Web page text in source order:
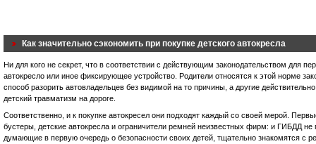
Как значительно сэкономить при покупке детского автокресла
Ни для кого не секрет, что в соответствии с действующим законодательством для
автокресло или иное фиксирующее устройство. Родители относятся к этой норме
способ разорить автовладельцев без видимой на то причины, а другие
детский травматизм на дороге.
Соответственно, и к покупке автокресел они подходят каждый со своей мерой.
бустеры, детские автокресла и ограничители ремней неизвестных фирм: и ГИБДД
думающие в первую очередь о безопасности своих детей, тщательно знакомятся с